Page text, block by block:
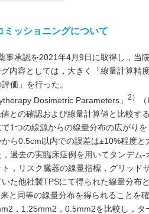
ッショニングについて
事承認を2021年4月9日に取得し，当
内容としては，大きく「線量計算精
価」を行った。
Dosimetric Parameters」
2）
との確認および線量計算値と比較す
1つの線源からの線量分布の広がり
ら0.5cm以内での誤差は±10%程度
過去の実臨床症例を用いてタンデム
，リスク臓器の線量指標，グリッド
た他社製TPSにて得られた線量分布
と同等の線量分布を得られることを
，1.25mm2，0.5mm2を比較し，